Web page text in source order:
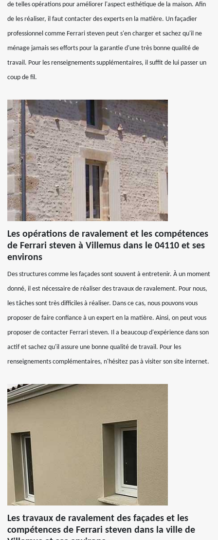
de telles opérations pour améliorer l'aspect esthétique de la maison. Afin
de les réaliser, il faut contacter des experts en la matière. Un façadier
professionnel comme Ferrari steven peut s'en charger et sachez qu'il ne
ménage jamais ses efforts pour la garantie d'une très bonne qualité de
travail. Pour les renseignements supplémentaires, il suffit de lui passer un
coup de fil.
Les opérations de ravalement et les compétences
de Ferrari steven à Villemus dans le 04110 et ses
environs
Des structures comme les façades sont souvent à entretenir. À un moment
donné, il est nécessaire de réaliser des travaux de ravalement. Pour nous,
les tâches sont très difficiles à réaliser. Dans ce cas, nous pouvons vous
proposer de faire confiance à un expert en la matière. Ainsi, on peut vous
proposer de contacter Ferrari steven. Il a beaucoup d'expérience dans son
actif et sachez qu'il assure une bonne qualité de travail. Pour les
renseignements complémentaires, n'hésitez pas à visiter son site internet.
Les travaux de ravalement des façades et les
compétences de Ferrari steven dans la ville de